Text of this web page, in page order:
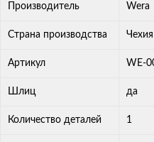
Производитель Wera
Страна производства Чехия
Артикул WE-
Шлиц да
Количество деталей 1